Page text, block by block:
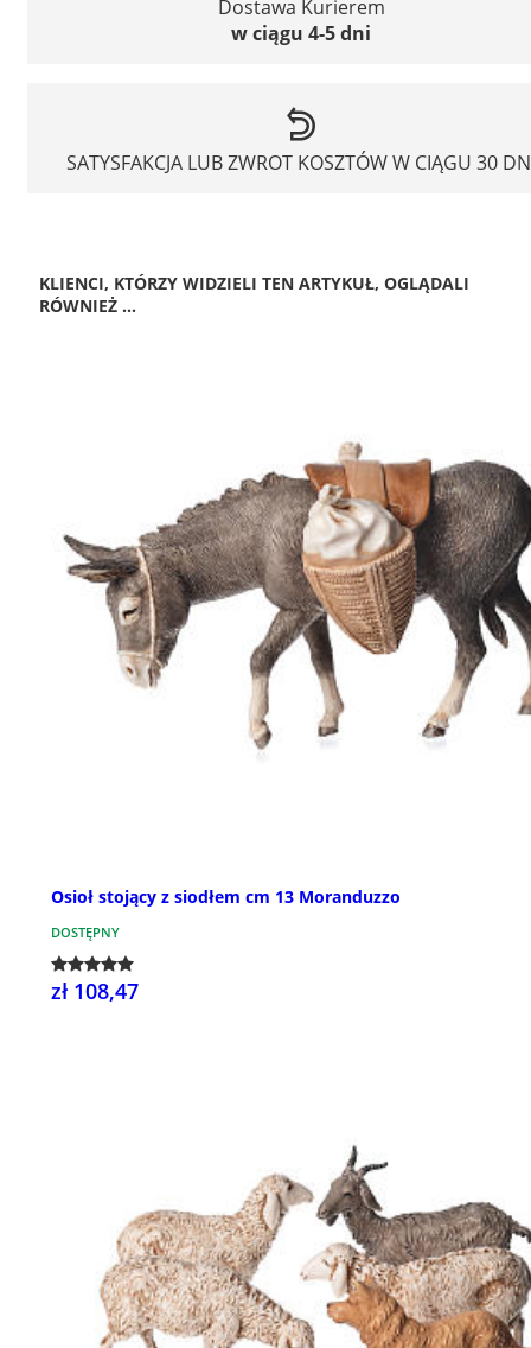
Dostawa Kurierem
w ciągu 4-5 dni
SATYSFAKCJA LUB ZWROT KOSZTÓW W CIĄGU 30
KLIENCI, KTÓRZY WIDZIELI TEN ARTYKUŁ, OGLĄDALI
RÓWNIEŻ ...
Osioł stojący z siodłem cm 13 Moranduzzo
DOSTĘPNY
zł 108,47